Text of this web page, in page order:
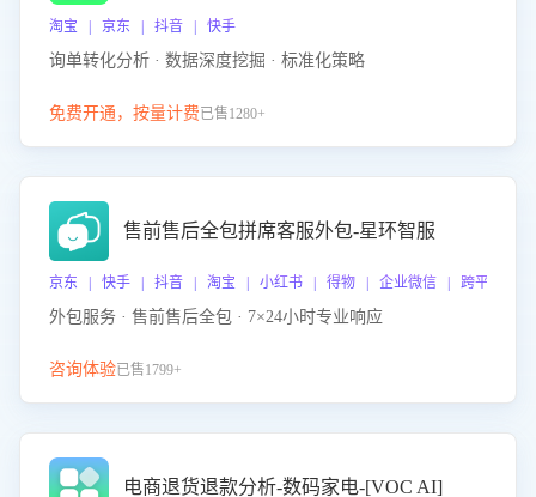
淘宝 | 京东 | 抖音 | 快手
询单转化分析 · 数据深度挖掘 · 标准化策略
免费开通，按量计费已售1280+
售前售后全包拼席客服外包-星环智服
京东 | 快手 | 抖音 | 淘宝 | 小红书 | 得物 | 企业微信 | 跨平台
外包服务 · 售前售后全包 · 7×24小时专业响应
咨询体验已售1799+
电商退货退款分析-数码家电-[VOC AI]